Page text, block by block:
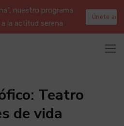
nuestro programa
la actitud serena
Únete aquí
Teatro
de vida